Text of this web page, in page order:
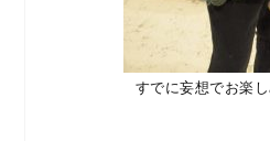
すでに妄想でお楽